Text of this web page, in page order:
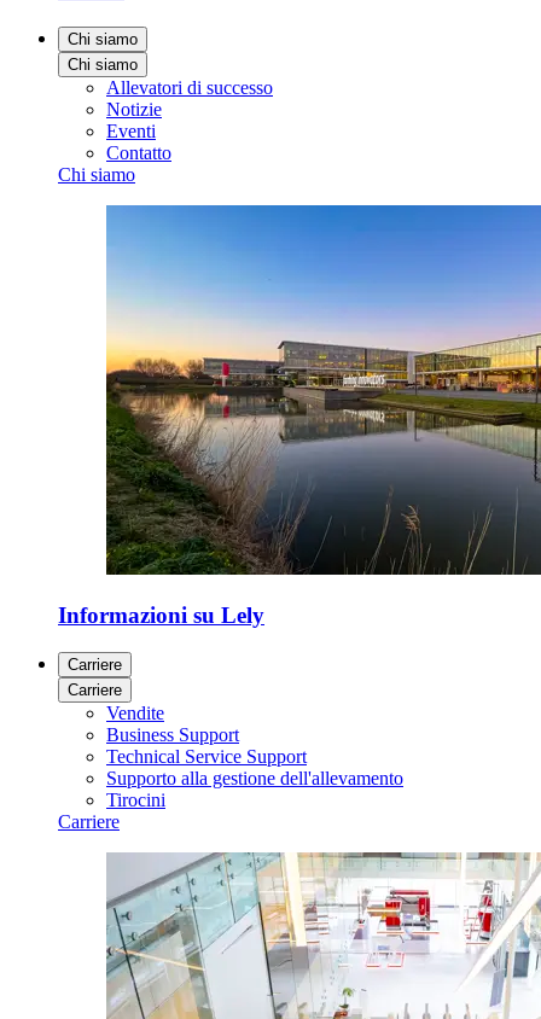
Chi siamo
Chi siamo
Allevatori di successo
Notizie
Eventi
Contatto
Chi siamo
Informazioni su Lely
Carriere
Carriere
Vendite
Business Support
Technical Service Support
Supporto alla gestione dell'allevamento
Tirocini
Carriere